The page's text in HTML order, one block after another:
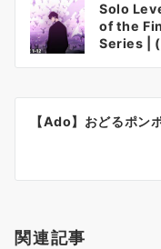
ビ
ン
Solo
of the
Series |
【Ado】おどるポン
関連記事